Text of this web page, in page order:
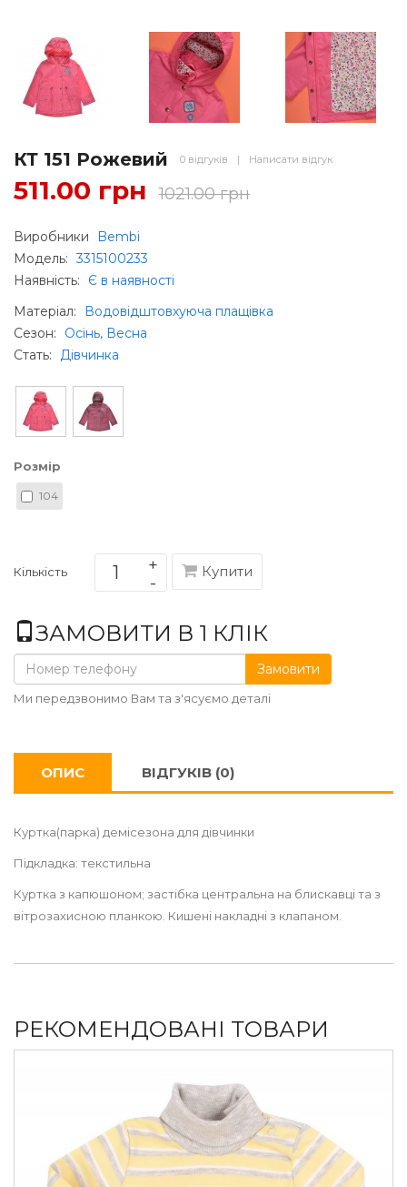
КТ 151 Рожевий 0 відгуків | Написати відгук
511.00 грн 1021.00 грн
Виробники
Bembi
Модель: 3315100233
Наявність:
Є в наявності
Матеріал:
Водовідштовхуюча плащівка
Сезон:
Осінь, Весна
Стать: Дівчинка
Розмір
104
Кількість Купити
ЗАМОВИТИ В 1 КЛІК
Замовити
Ми передзвонимо Вам та з'ясуємо деталі
ОПИС ВІДГУКІВ (0)
Куртка(парка) демісезона для дівчинки
Підкладка: текстильна
Куртка з капюшоном; застібка центральна на блискавці та з
вітрозахисною планкою. Кишені накладні з клапаном.
РЕКОМЕНДОВАНІ ТОВАРИ